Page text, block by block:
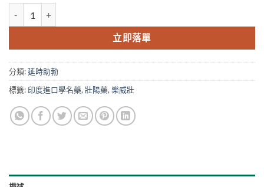
立即落單
分類:延時助勃
標籤: 印度進口學名藥, 壯陽藥, 樂威壯